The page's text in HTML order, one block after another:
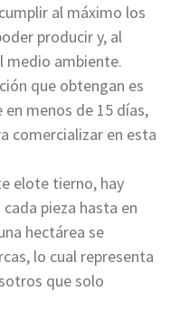
al máximo los
producir y, al
medio ambiente.
que obtengan es
menos de 15 días,
comercializar en esta
elote tierno, hay
pieza hasta en
hectárea se
lo cual representa
que solo